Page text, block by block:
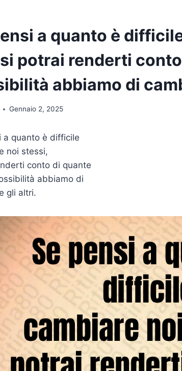
a quanto è
potrai renderti
abbiamo di
Gennaio 2, 2025
a quanto è difficile
noi stessi,
conto di quante
abbiamo di
gli altri.